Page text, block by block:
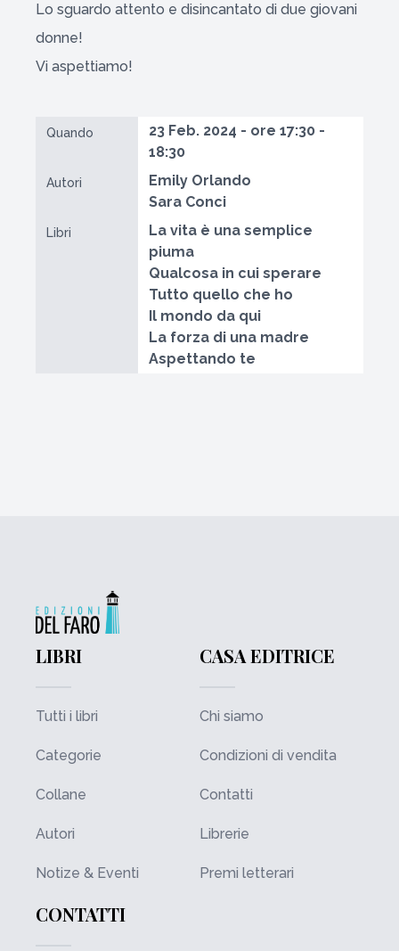
Lo sguardo attento e disincantato di due giovani
donne!
Vi aspettiamo!
Quando
23 Feb. 2024 - ore 17:30 -
18:30
Autori
Emily Orlando
Sara Conci
Libri
La vita è una semplice
piuma
Qualcosa in cui sperare
Tutto quello che ho
Il mondo da qui
La forza di una madre
Aspettando te
LIBRI
Tutti i libri
Categorie
Collane
Autori
Notize & Eventi
CASA EDITRICE
Chi siamo
Condizioni di vendita
Contatti
Librerie
Premi letterari
CONTATTI